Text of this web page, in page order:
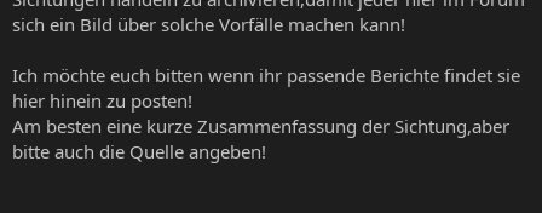
sich ein Bild über solche Vorfälle machen kann!
Ich möchte euch bitten wenn ihr passende Berichte findet sie
hier hinein zu posten!
Am besten eine kurze Zusammenfassung der Sichtung,aber
bitte auch die Quelle angeben!